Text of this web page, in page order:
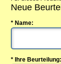
Neue
* Name:
* Ihre Beurteilung: